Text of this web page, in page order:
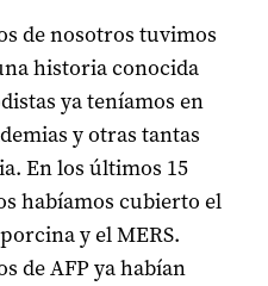
de nosotros tuvimos
historia conocida
ya teníamos en
y otras tantas
En los últimos 15
habíamos cubierto el
y el MERS.
de AFP ya habían